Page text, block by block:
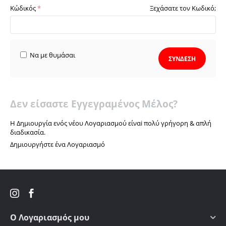
Κώδικός Ξεχάσατε τον Κωδικό;
ΣΎΝΔΕΣΗ
Να με θυμάσαι
Δεν είσαστε Εγγεγραμένος Μέλος?
Η Δημιουργία ενός νέου Λογαριασμού είναi πολύ γρήγορη & απλή
διαδικασία.
Δημιουργήστε ένα Λογαριασμό
Ο Λογαριασμός μου